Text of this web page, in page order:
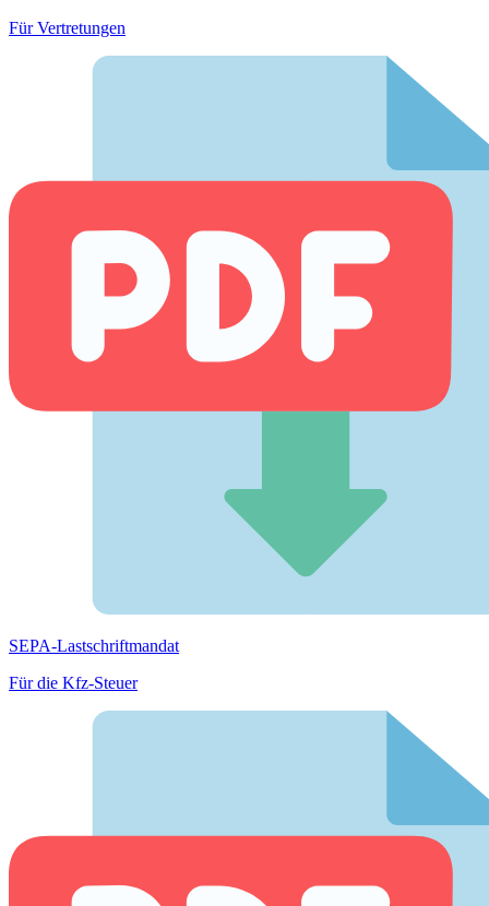
Für Vertretungen
SEPA-Lastschriftmandat
Für die Kfz-Steuer